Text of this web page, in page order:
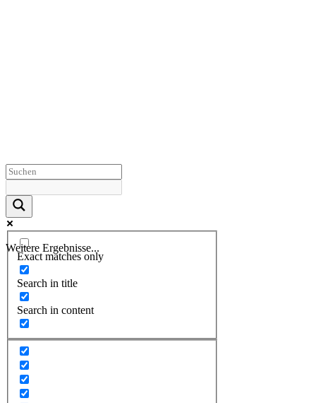
Weitere Ergebnisse...
Exact matches only
Search in title
Search in content